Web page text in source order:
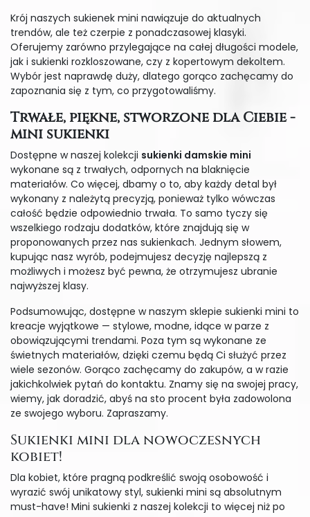
Krój naszych sukienek mini nawiązuje do aktualnych
trendów, ale też czerpie z ponadczasowej klasyki.
Oferujemy zarówno przylegające na całej długości modele,
jak i sukienki rozkloszowane, czy z kopertowym dekoltem.
Wybór jest naprawdę duży, dlatego gorąco zachęcamy do
zapoznania się z tym, co przygotowaliśmy.
Trwałe, piękne, stworzone dla Ciebie -
mini sukienki
Dostępne w naszej kolekcji sukienki damskie mini
wykonane są z trwałych, odpornych na blaknięcie
materiałów. Co więcej, dbamy o to, aby każdy detal był
wykonany z należytą precyzją, ponieważ tylko wówczas
całość będzie odpowiednio trwała. To samo tyczy się
wszelkiego rodzaju dodatków, które znajdują się w
proponowanych przez nas sukienkach. Jednym słowem,
kupując nasz wyrób, podejmujesz decyzję najlepszą z
możliwych i możesz być pewna, że otrzymujesz ubranie
najwyższej klasy.
Podsumowując, dostępne w naszym sklepie sukienki mini to
kreacje wyjątkowe — stylowe, modne, idące w parze z
obowiązującymi trendami. Poza tym są wykonane ze
świetnych materiałów, dzięki czemu będą Ci służyć przez
wiele sezonów. Gorąco zachęcamy do zakupów, a w razie
jakichkolwiek pytań do kontaktu. Znamy się na swojej pracy,
wiemy, jak doradzić, abyś na sto procent była zadowolona
ze swojego wyboru. Zapraszamy.
Sukienki mini dla nowoczesnych
kobiet!
Dla kobiet, które pragną podkreślić swoją osobowość i
wyrazić swój unikatowy styl, sukienki mini są absolutnym
must-have! Mini sukienki z naszej kolekcji to więcej niż po